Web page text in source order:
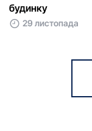
будинку
29 листопада